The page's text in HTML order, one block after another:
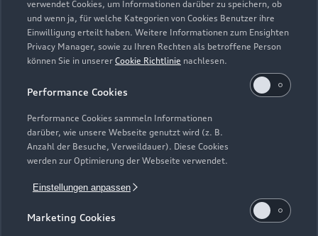
verwendet Cookies, um Informationen darüber zu speichern, ob
und wenn ja, für welche Kategorien von Cookies Benutzer ihre
Einwilligung erteilt haben. Weitere Informationen zum Ensighten
Privacy Manager, sowie zu Ihren Rechten als betroffene Person
können Sie in unserer Cookie Richtlinie nachlesen.
Performance Cookies
Performance Cookies sammeln Informationen
darüber, wie unsere Webseite genutzt wird (z. B.
Anzahl der Besuche, Verweildauer). Diese Cookies
werden zur Optimierung der Webseite verwendet.
Einstellungen anpassen
Marketing Cookies
Modelle
Elektromodelle
Plug-in-Hybride
Neuwagensuche
Gebrauchtwagensuche
Service & Zubehör
Saisonale Angebote
Audi Services
Garantie
Support
Über Audi